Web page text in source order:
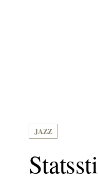
JAZZ